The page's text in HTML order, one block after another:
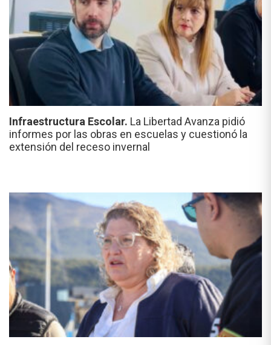
Infraestructura Escolar. La Libertad Avanza pidió
informes por las obras en escuelas y cuestionó la
extensión del receso invernal